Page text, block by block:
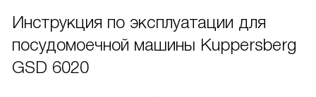
Инструкция по эксплуатации для
посудомоечной машины Kuppersberg
GSD 6020